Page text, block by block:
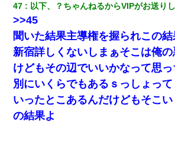
47 以下、？ちゃんねるからVIPがお送り
>>45
聞いた結果主導権を握られこの
新宿詳しくないしまぁそこは俺
けどもその辺でいいかなって思
別にいくらでもあるｓっしょっ
いったとこあるんだけどもそこい
の結果よ